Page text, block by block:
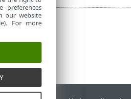
preferences
our website
For more